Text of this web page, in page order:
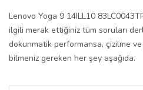
Lenovo Yoga 9 14ILL10
ilgili merak ettiğiniz tüm soruları
dokunmatik performansa, çizilme
bilmeniz gereken her şey aşağıda.